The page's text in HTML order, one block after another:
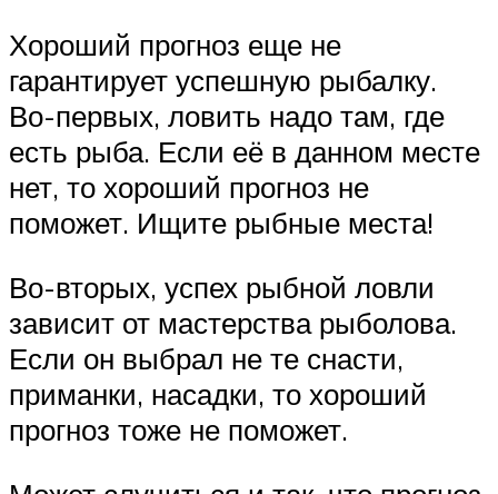
Хороший прогноз еще не
гарантирует успешную рыбалку.
Во-первых, ловить надо там, где
есть рыба. Если её в данном месте
нет, то хороший прогноз не
поможет. Ищите рыбные места!
Во-вторых, успех рыбной ловли
зависит от мастерства рыболова.
Если он выбрал не те снасти,
приманки, насадки, то хороший
прогноз тоже не поможет.